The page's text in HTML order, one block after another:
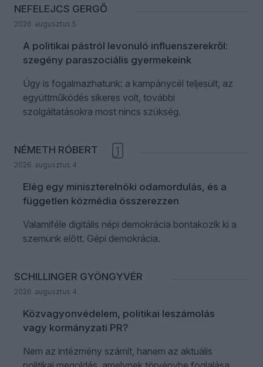
NEFELEJCS GERGŐ
2026. augusztus 5.
A politikai pástról levonuló influenszerekről:
szegény paraszociális gyermekeink
Úgy is fogalmazhatunk: a kampánycél teljesült, az
együttműködés sikeres volt, további
szolgáltatásokra most nincs szükség.
NÉMETH RÓBERT
2026. augusztus 4.
1
Elég egy miniszterelnöki odamordulás, és a
független közmédia összerezzen
Valamiféle digitális népi demokrácia bontakozik ki a
szemünk előtt. Gépi demokrácia.
SCHILLINGER GYÖNGYVÉR
2026. augusztus 4.
Közvagyonvédelem, politikai leszámolás
vagy kormányzati PR?
Nem az intézmény számít, hanem az aktuális